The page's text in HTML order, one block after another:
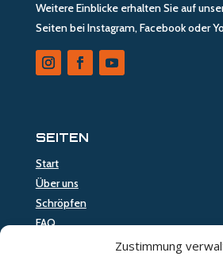
Zustimmung
Weitere Einblicke erhalten Sie auf
Seiten bei Instagram, Facebook oder
SEITEN
Start
Über uns
Schröpfen
FAQ